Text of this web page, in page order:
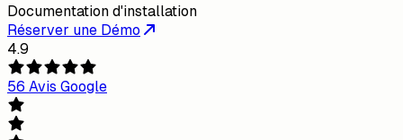
Documentation d'installation
Réserver une Démo
4.9
56 Avis Google